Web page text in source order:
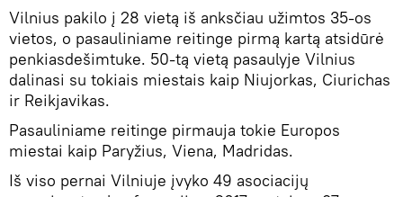
Vilnius pakilo į 28 vietą iš anksčiau užimtos 35-os
vietos, o pasauliniame reitinge pirmą kartą atsidūrė
penkiasdešimtuke. 50-tą vietą pasaulyje Vilnius
dalinasi su tokiais miestais kaip Niujorkas, Ciurichas
ir Reikjavikas.
Pasauliniame reitinge pirmauja tokie Europos
miestai kaip Paryžius, Viena, Madridas.
Iš viso pernai Vilniuje įvyko 49 asociacijų